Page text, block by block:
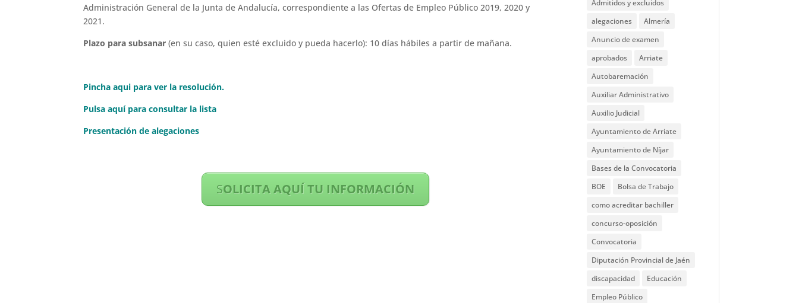
Administración General de la Junta de Andalucía, correspondiente a las Ofertas de Empleo Público 2019, 2020 y
2021.
Plazo para subsanar(en su caso, quien esté excluido y pueda hacerlo): 10 días hábiles a partir de mañana.
Pincha aqui para ver la resolución.
Pulsa aquí para consultar la lista
Presentación de alegaciones
SOLICITA AQUÍ TU INFORMACIÓN
Admitidos y excluidos
alegaciones
Almería
Anuncio de examen
aprobados
Arriate
Autobaremación
Auxiliar Administrativo
Auxilio Judicial
Ayuntamiento de Arriate
Ayuntamiento de Níjar
Bases de la Convocatoria
BOE
Bolsa de Trabajo
como acreditar bachiller
concurso-oposición
Convocatoria
Diputación Provincial de Jaén
discapacidad
Educación
Empleo Público